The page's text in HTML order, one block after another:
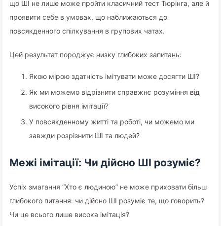
що ШІ не лише може пройти класичний тест Тюрінга, але й
проявити себе в умовах, що наближаються до
повсякденного спілкування в групових чатах.
Цей результат породжує низку глибоких запитань:
Якою мірою здатність імітувати може досягти ШІ?
Як ми можемо відрізнити справжнє розуміння від
високого рівня імітації?
У повсякденному житті та роботі, чи можемо ми
завжди розрізнити ШІ та людей?
Межі імітації: Чи дійсно ШІ розуміє?
Успіх змагання “Хто є людиною” не може приховати більш
глибокого питання: чи дійсно ШІ розуміє те, що говорить?
Чи це всього лише висока імітація?